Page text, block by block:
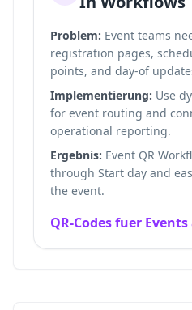
Problem: Event teams
registration pages,
points, and day-of
Implementierung: Use
for event routing and
operational reporting.
Ergebnis: Event QR
through Start day and
the event.
QR-Codes fuer